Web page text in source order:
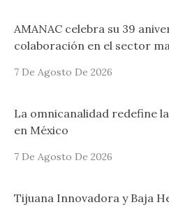
AMANAC celebra su 39
colaboración en el sector
7 De Agosto De 2026
La omnicanalidad redefine
en México
7 De Agosto De 2026
Tijuana Innovadora y Baja